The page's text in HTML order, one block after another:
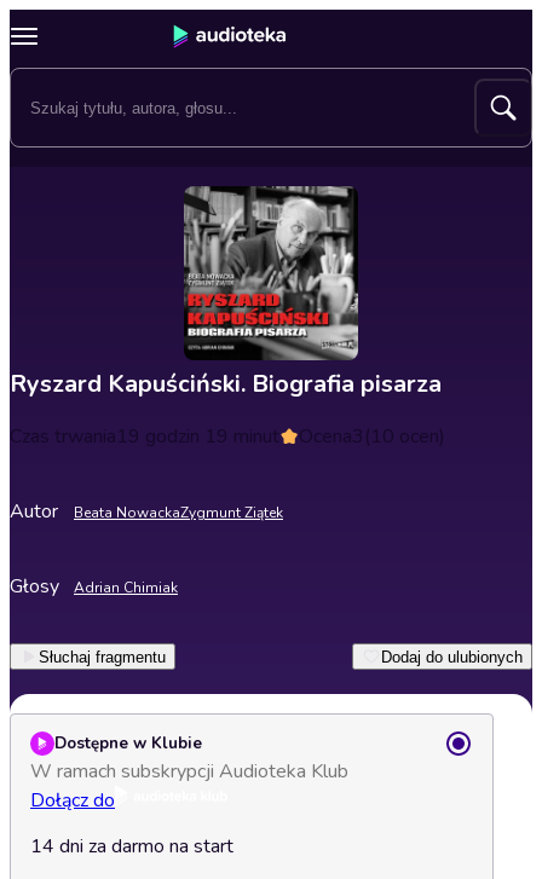
Ryszard Kapuściński. Biografia pisarza
Czas trwania19 godzin 19 minut Ocena3(10 ocen)
Autor Beata NowackaZygmunt Ziątek
Głosy Adrian Chimiak
Słuchaj fragmentu Dodaj do ulubionych
Dostępne w Klubie
W ramach subskrypcji Audioteka Klub
Dołącz do
14 dni za darmo na start